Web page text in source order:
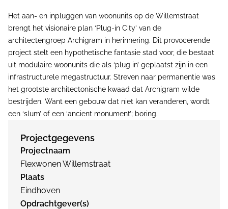
Het aan- en inpluggen van woonunits op de Willemstraat
brengt het visionaire plan ‘Plug-in City’ van de
architectengroep Archigram in herinnering. Dit provocerende
project stelt een hypothetische fantasie stad voor, die bestaat
uit modulaire woonunits die als ‘plug in’ geplaatst zijn in een
infrastructurele megastructuur. Streven naar permanentie was
het grootste architectonische kwaad dat Archigram wilde
bestrijden. Want een gebouw dat niet kan veranderen, wordt
een ‘slum’ of een ‘ancient monument’; boring.
Projectgegevens
Projectnaam
Flexwonen Willemstraat
Plaats
Eindhoven
Opdrachtgever(s)